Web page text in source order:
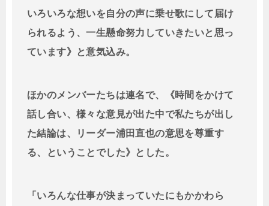
いろいろな想いを自分の声に乗せ歌にして届け
られるよう、一生懸命努力していきたいと思っ
ています》と意気込み。
ほかのメンバーたちは連名で、《時間をかけて
話し合い、様々な意見が出た中で私たちが出し
た結論は、リーダー浦田直也の意思を尊重す
る、ということでした》とした。
「いろんな仕事が決まっていたにもかかわら